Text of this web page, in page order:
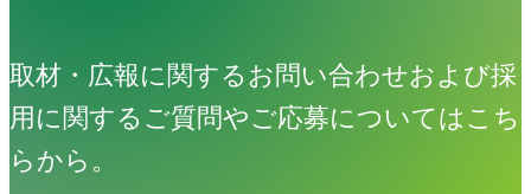
取材・広報に関するお問い合わせおよび採
用に関するご質問やご応募についてはこち
らから。